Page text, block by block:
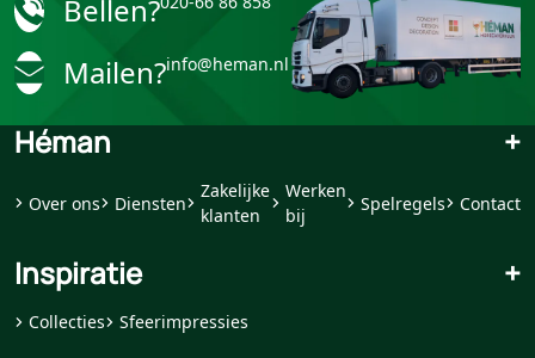
Bellen?
Mailen?info@heman.nl
Héman +
Over ons Diensten
Zakelijke
klanten
Werken
bij
Spelregels Contact
Inspiratie +
Collecties Sfeerimpressies